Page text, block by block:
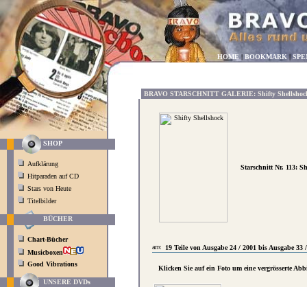
HOME | BOOKMARK |
SHOP
Aufklärung
Hitparaden auf CD
Stars von Heute
Titelbilder
BÜCHER
Chart-Bücher
Musicboxen
Good Vibrations
UNSERE DVDs
BRAVO STARSCHNITT GALERIE: Shifty
Starschnitt Nr. 113:
19 Teile von Ausgabe 24 / 2001 bis Ausgabe 33
Klicken Sie auf ein Foto um eine vergrösserte